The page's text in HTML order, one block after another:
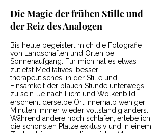
Die Magie der frühen Stille und
der Reiz des Analogen
Bis heute begeistert mich die Fotografie
von Landschaften und Orten bei
Sonnenaufgang. Für mich hat es etwas
zutiefst Meditatives, besser:
therapeutisches, in der Stille und
Einsamkeit der blauen Stunde unterwegs
zu sein. Je nach Licht und Wolkenbild
erscheint derselbe Ort innerhalb weniger
Minuten immer wieder vollständig anders.
Während andere noch schlafen, erlebe ich
die schönsten Plätze exklusiv und in einem